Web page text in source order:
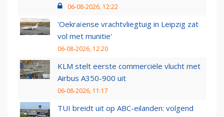
06-08-2026, 12:22
'Oekraïense vrachtvliegtuig in Leipzig zat
vol met munitie'
06-08-2026, 12:20
KLM stelt eerste commerciële vlucht met
Airbus A350-900 uit
06-08-2026, 11:17
TUI breidt uit op ABC-eilanden: volgend